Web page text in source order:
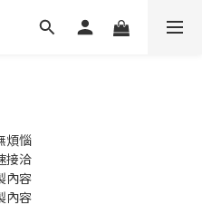
煩惱
接洽
內容
內容